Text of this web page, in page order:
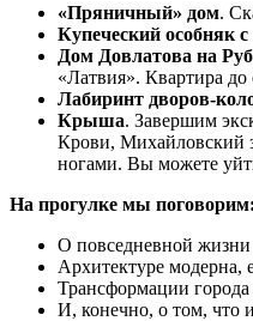
«Пряничный» дом.
Купеческий особняк
Дом Довлатова на
«Латвия». Квартира
Лабиринт дворов-
Крыша. Завершим
Крови, Михайловский
ногами. Вы можете
На прогулке мы поговорим:
О повседневной
Архитектуре модерна,
Трансформации
И, конечно, о том, что